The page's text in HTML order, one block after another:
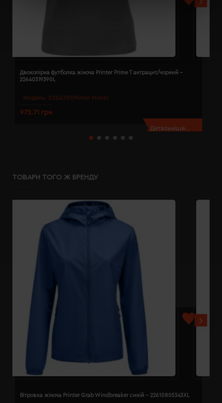
Модель: 2264031(Printer Prime)
Двоколірна футболка жіноча Printer Prime T антрацит/чорний -
22640319390L
972.71 грн
Детальніше...
ТОВАРИ ТОГО Ж БРЕНДУ
Вітровка жіноча Printer Grab Windbreaker синій - 22610805343XL